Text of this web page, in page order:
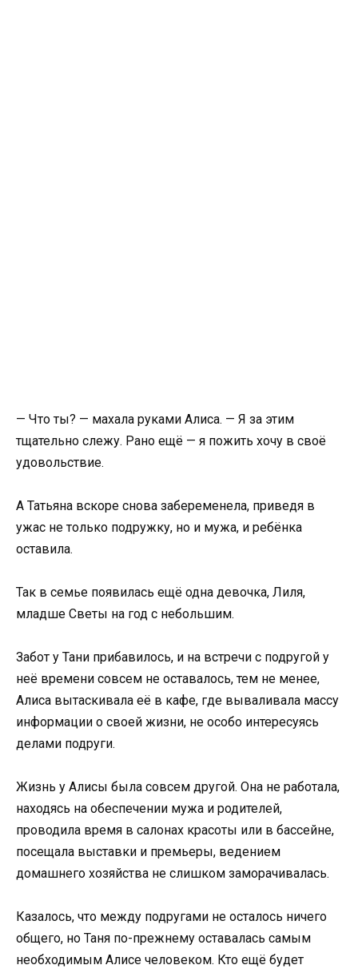
— Что ты? — махала руками Алиса. — Я за этим
тщательно слежу. Рано ещё — я пожить хочу в своё
удовольствие.
А Татьяна вскоре снова забеременела, приведя в
ужас не только подружку, но и мужа, и ребёнка
оставила.
Так в семье появилась ещё одна девочка, Лиля,
младше Светы на год с небольшим.
Забот у Тани прибавилось, и на встречи с подругой у
неё времени совсем не оставалось, тем не менее,
Алиса вытаскивала её в кафе, где вываливала массу
информации о своей жизни, не особо интересуясь
делами подруги.
Жизнь у Алисы была совсем другой. Она не работала,
находясь на обеспечении мужа и родителей,
проводила время в салонах красоты или в бассейне,
посещала выставки и премьеры, ведением
домашнего хозяйства не слишком заморачивалась.
Казалось, что между подругами не осталось ничего
общего, но Таня по-прежнему оставалась самым
необходимым Алисе человеком. Кто ещё будет